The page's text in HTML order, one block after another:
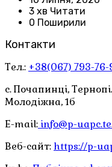
3 хв Читати
0 Поширили
Контакти
Тел.: +38(067) 793-76-
с. Почапинці,
Молодіжна, 1б
E-mail: info@p-
Веб-сайт: https://p-